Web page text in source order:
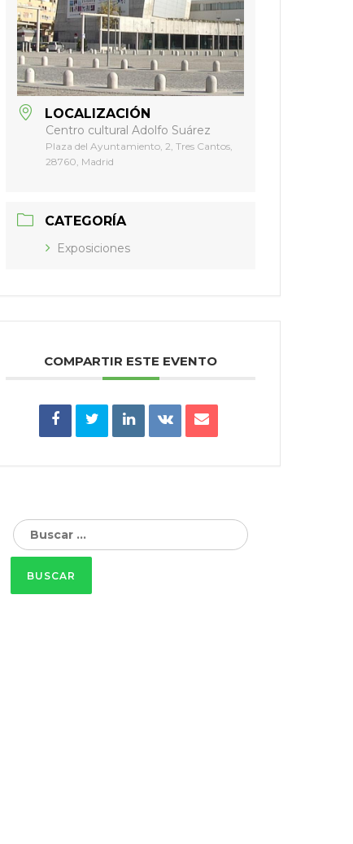
LOCALIZACIÓN
Centro cultural Adolfo Suárez
Plaza del Ayuntamiento, 2, Tres Cantos,
28760, Madrid
CATEGORÍA
Exposiciones
COMPARTIR ESTE EVENTO
Buscar: